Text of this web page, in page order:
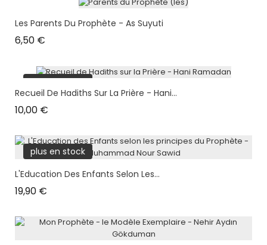
Les Parents Du Prophète - As Suyuti
6,50 €
plus en stock
Recueil De Hadiths Sur La Prière - Hani...
10,00 €
plus en stock
L'Education Des Enfants Selon Les...
19,90 €